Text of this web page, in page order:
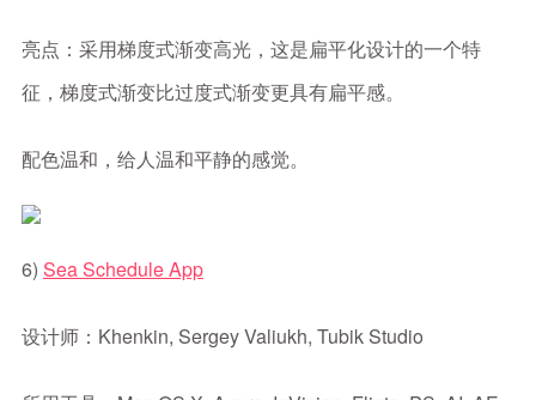
亮点：采用梯度式渐变高光，这是扁平化设计的一个特
征，梯度式渐变比过度式渐变更具有扁平感。
配色温和，给人温和平静的感觉。
6) Sea Schedule App
设计师：Khenkin, Sergey Valiukh, Tubik Studio